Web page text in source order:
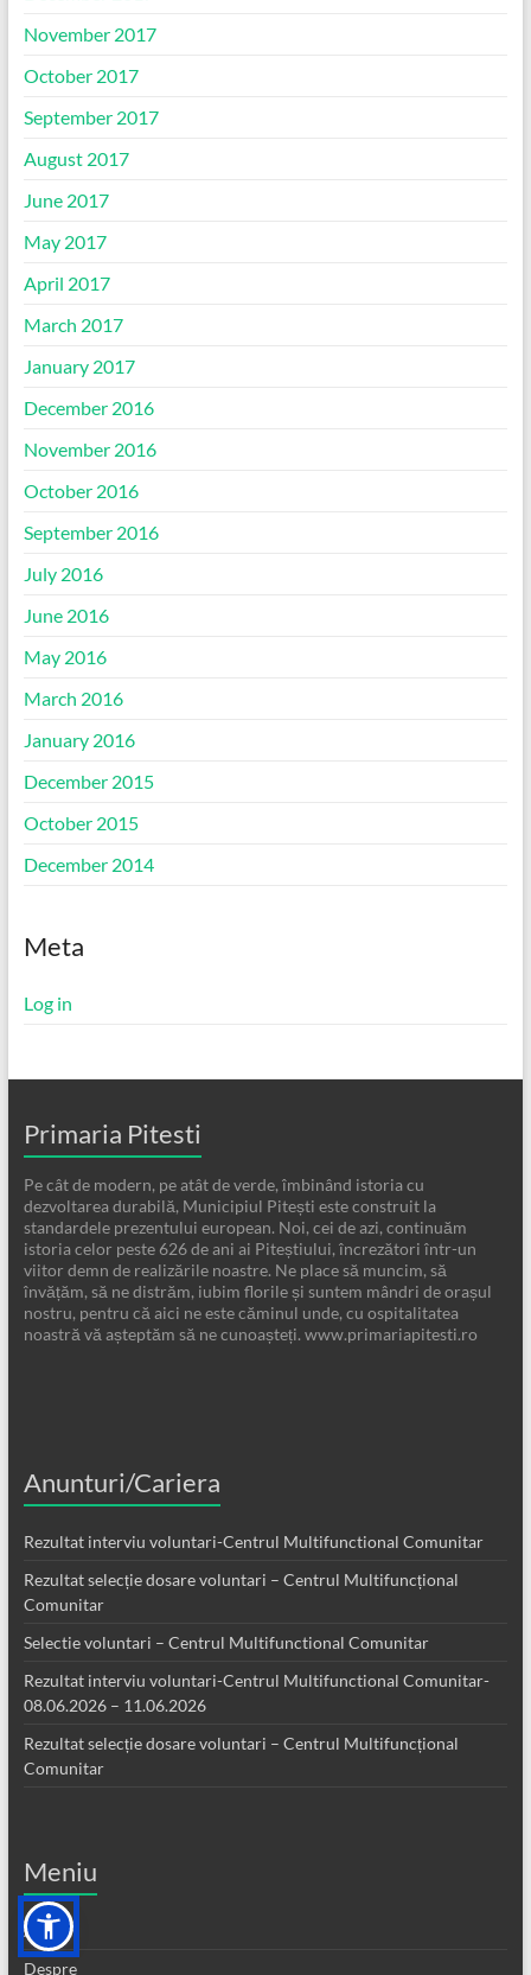
November 2017
October 2017
September 2017
August 2017
June 2017
May 2017
April 2017
March 2017
January 2017
December 2016
November 2016
October 2016
September 2016
July 2016
June 2016
May 2016
March 2016
January 2016
December 2015
October 2015
December 2014
Meta
Log in
Primaria Pitesti
Pe cât de modern, pe atât de verde, îmbinând istoria cu
dezvoltarea durabilă, Municipiul Pitești este construit la
standardele prezentului european. Noi, cei de azi, continuăm
istoria celor peste 626 de ani ai Piteștiului, încrezători într-un
viitor demn de realizările noastre. Ne place să muncim, să
învățăm, să ne distrăm, iubim florile și suntem mândri de orașul
nostru, pentru că aici ne este căminul unde, cu ospitalitatea
noastră vă așteptăm să ne cunoașteți. www.primariapitesti.ro
Anunturi/Cariera
Rezultat interviu voluntari-Centrul Multifunctional Comunitar
Rezultat selecție dosare voluntari – Centrul Multifuncțional
Comunitar
Selectie voluntari – Centrul Multifunctional Comunitar
Rezultat interviu voluntari-Centrul Multifunctional Comunitar-
08.06.2026 – 11.06.2026
Rezultat selecție dosare voluntari – Centrul Multifuncțional
Comunitar
Meniu
Acasa
Despre